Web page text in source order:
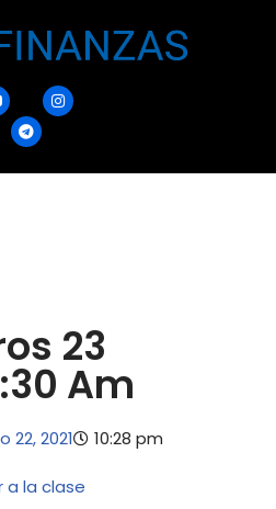
23
Am
22, 2021 10:28 pm
a la clase